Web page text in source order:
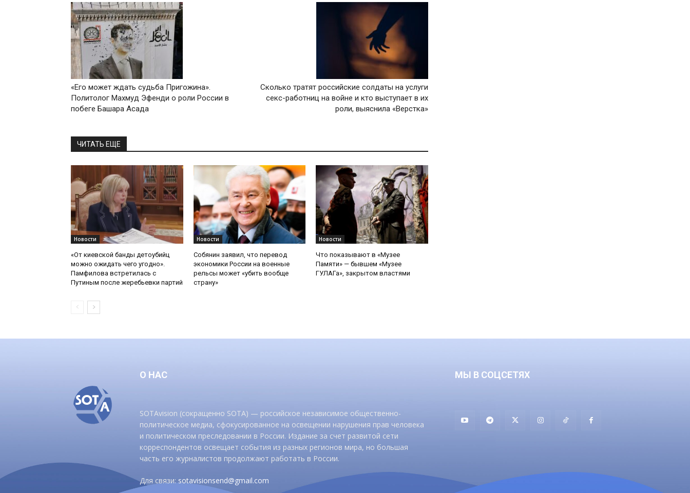
«Его может ждать судьба Пригожина».
Политолог Махмуд Эфенди о роли России в
побеге Башара Асада
Сколько тратят российские солдаты на услуги
секс-работниц на войне и кто выступает в их
роли, выяснила «Верстка»
ЧИТАТЬ ЕЩЕ
Новости
«От киевской банды детоубийц
можно ожидать чего угодно».
Памфилова встретилась с
Путиным после жеребьевки партий
Новости
Собянин заявил, что перевод
экономики России на военные
рельсы может «убить вообще
страну»
Новости
Что показывают в «Музее
Памяти» — бывшем «Музее
ГУЛАГа», закрытом властями
О НАС
SOTAvision (сокращенно SOTA) — российское независимое общественно-
политическое медиа, сфокусированное на освещении нарушения прав человека
и политическом преследовании в России. Издание за счет развитой сети
корреспондентов освещает события из разных регионов мира, но большая
часть его журналистов продолжают работать в России.
Для связи:sotavisionsend@gmail.com
МЫ В СОЦСЕТЯХ